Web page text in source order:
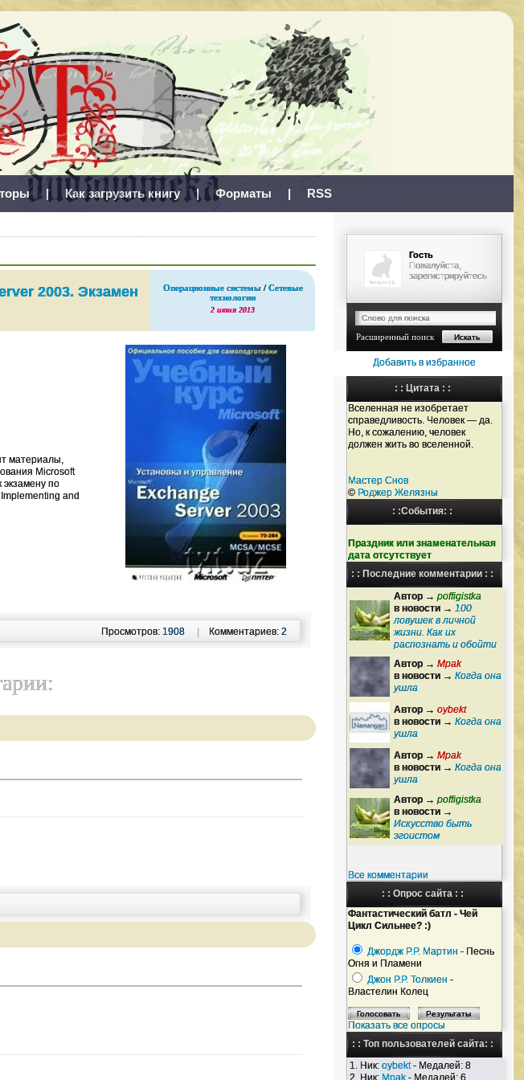
| Как загрузить книгу | Форматы | RSS
Гость
Пожалуйста,
зарегистрируйтесь
Расширенный поиск
Добавить в избранное
: : Цитата : :
Вселенная не изобретает
справедливость. Человек — да.
Но, к сожалению, человек
должен жить во вселенной.
Мастер Снов
© Роджер Желязны
: :События: :
Праздник или знаменательная
дата отсутствует
: : Последние комментарии : :
Автор → poffigistka
в новости → 100
ловушек в личной
жизни. Как их
распознать и обойти
Автор → Mpak
в новости → Когда она
ушла
Автор → oybekt
в новости → Когда она
ушла
Автор → Mpak
в новости → Когда она
ушла
Автор → poffigistka
в новости →
Искусство быть
эгоистом
Все комментарии
: : Опрос сайта : :
Фантастический батл - Чей
Цикл Сильнее? :)
Джордж Р.Р. Мартин - Песнь
Огня и Пламени
Джон Р.Р. Толкиен -
Властелин Колец
Показать все опросы
: : Топ пользователей сайта: :
1. Ник: oybekt- Медалей: 8
2. Ник: Mpak- Медалей: 6
2003. Экзамен
Операционные системы/ Сетевые
технологии
2 июня 2013
материалы,
Microsoft
экзамену по
and
Комментариев: 2
Просмотров: 1908